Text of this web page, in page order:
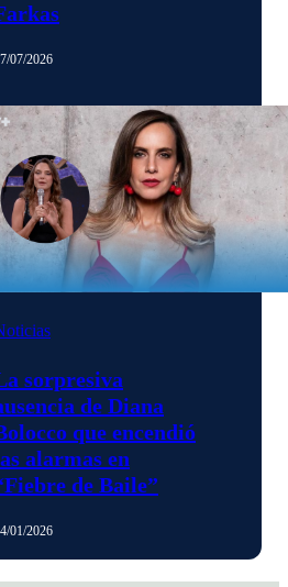
07/2026
sorpresiva
de Diana
que encendió
alarmas en
de Baile”
01/2026